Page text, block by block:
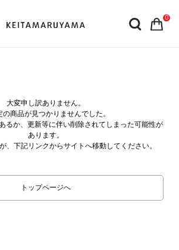
0
大変申し訳ありません。
の商品が見つかりませんでした。
るか、更新等に伴い削除されてしまった可能性が
あります。
、下記リンクからサイトへ移動してください。
トップページへ